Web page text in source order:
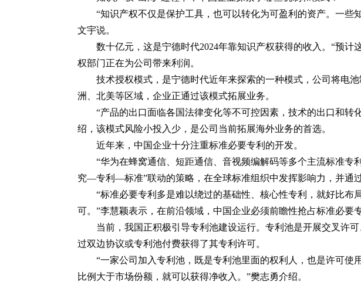
“知识产权不仅是保护工具，也可以转化为可盈利的资产。一
文宇说。
数十亿元，这是宁德时代2024年靠知识产权获得的收入。“预
权部门正在为公司带来利润。
技术授权模式，是宁德时代近年来探索的一种模式，公司将电
洲、北美等区域，企业正通过该模式拓展业务。
“产品的出口面临各国法律变化等不可控因素，技术的出口和
绍，该模式风险小投入少，是公司当前拓展海外业务的首选。
近年来，中国企业十分注重标准必要专利的开发。
“华为在蜂窝通信、短距通信、音视频编解码等多个主流标准
究—专利—标准”联动的策略，在全球标准组织中发挥影响力，并通
“标准必要专利多是难以绕过的基础性、核心性专利，就好比布
可。”李慧颖表示，在前沿领域，中国企业必须前瞻性抢占标准必要
当前，我国正积极引导专利池建设运行。专利池是开展交叉许
过双边协议或专利池付费获得了其专利许可。
“一家公司加入专利池，既是专利池里面的权利人，也是许可
比例大于市场份额，就可以获得净收入。”樊志勇介绍。